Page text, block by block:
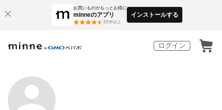
お買いものがもっとお得に
minneのアプリ
3万件以上
インストールする
ログイン